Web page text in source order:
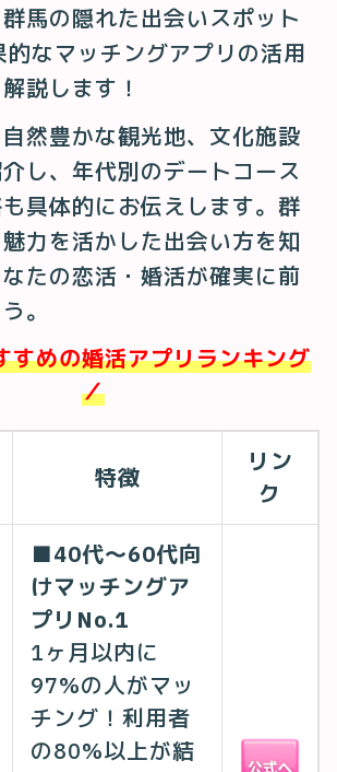
馬の隠れた出会いスポット
なマッチングアプリの活用
説します！
然豊かな観光地、文化施設
し、年代別のデートコース
具体的にお伝えします。群
力を活かした出会い方を知
たの恋活・婚活が確実に前
。
すめの婚活アプリランキング
／
特徴
リン
ク
■40代〜60代向
けマッチングア
プリNo.1
1ヶ月以内に
97%の人がマッ
チング！利用者
の80%以上が結